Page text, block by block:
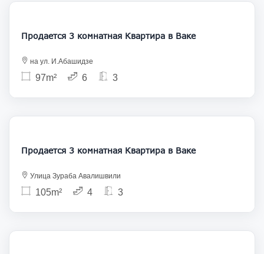
400 000
Продается 3 комнатная Квартира в Ваке
на ул. И.Абашидзе
97m² 6 3
350 000
Продается 3 комнатная Квартира в Ваке
Улица Зураба Авалишвили
105m² 4 3
377 000